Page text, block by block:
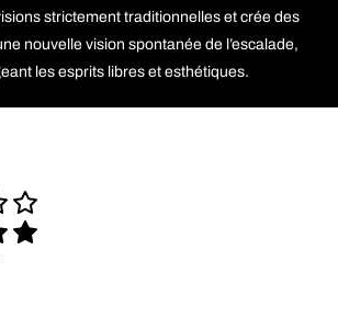
strictement traditionnelles et crée des
nouvelle vision spontanée de l’escalade,
les esprits libres et esthétiques.